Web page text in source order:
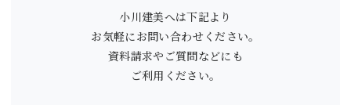
小川建美へは下記より
お気軽にお問い合わせください。
資料請求やご質問などにも
ご利用ください。